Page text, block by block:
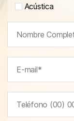
Acústica